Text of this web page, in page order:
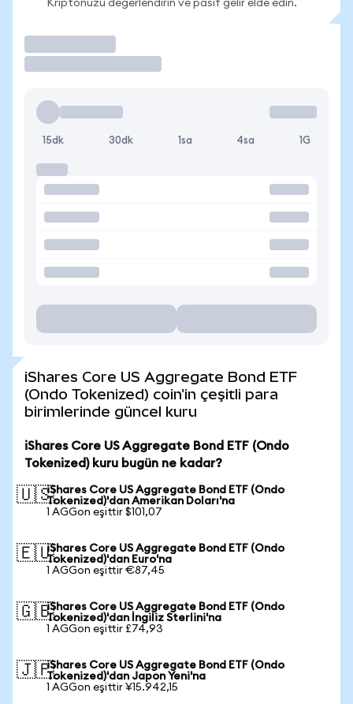
Kriptonuzu değerlendirin ve pasif gelir elde edin.
15dk 30dk 1sa 4sa 1G
iShares Core US Aggregate Bond ETF
(Ondo Tokenized) coin'in çeşitli para
birimlerinde güncel kuru
iShares Core US Aggregate Bond ETF (Ondo
Tokenized) kuru bugün ne kadar?
🇺🇸iShares Core US Aggregate Bond ETF (Ondo
Tokenized)'dan Amerikan Doları'na
1 AGGon eşittir $101,07
🇪🇺iShares Core US Aggregate Bond ETF (Ondo
Tokenized)'dan Euro'na
1 AGGon eşittir €87,45
🇬🇧iShares Core US Aggregate Bond ETF (Ondo
Tokenized)'dan İngiliz Sterlini'na
1 AGGon eşittir £74,93
🇯🇵iShares Core US Aggregate Bond ETF (Ondo
Tokenized)'dan Japon Yeni'na
1 AGGon eşittir ¥15.942,15